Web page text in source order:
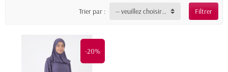
Trier par : -- veuillez choisir -- Filtrer
-20%